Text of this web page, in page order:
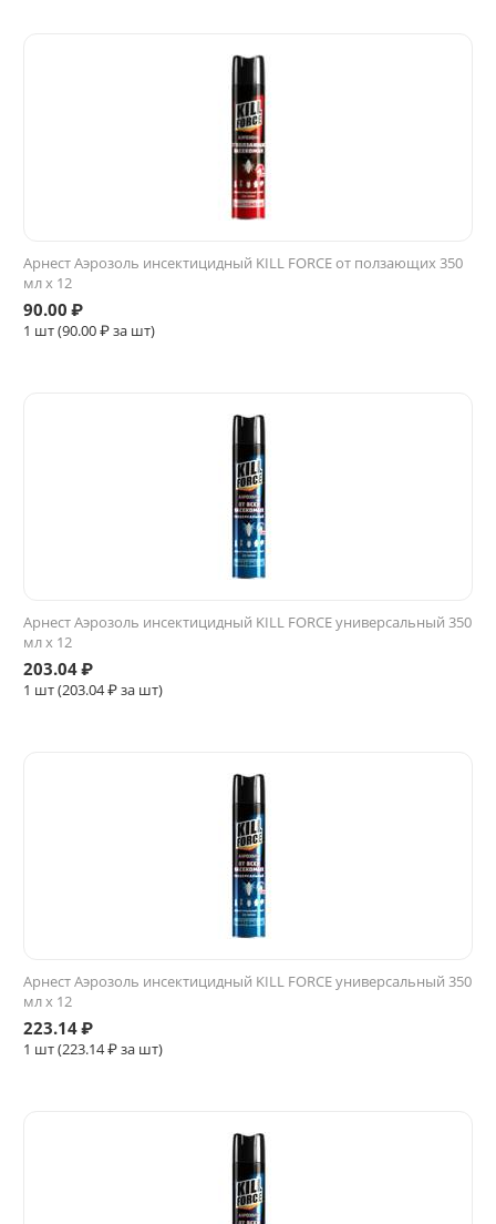
Арнест Аэрозоль инсектицидный KILL FORCE от ползающих 350
мл х 12
90.00 ₽
1 шт (90.00₽ за шт)
Арнест Аэрозоль инсектицидный KILL FORCE универсальный 350
мл х 12
203.04₽
1 шт (203.04₽ за шт)
Арнест Аэрозоль инсектицидный KILL FORCE универсальный 350
мл х 12
223.14₽
1 шт (223.14₽ за шт)